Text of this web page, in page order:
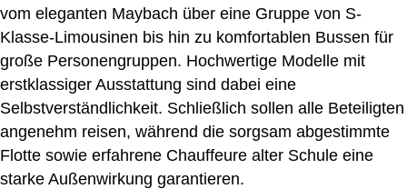
vom eleganten Maybach über eine Gruppe von S-
Klasse-Limousinen bis hin zu komfortablen Bussen für
große Personengruppen. Hochwertige Modelle mit
erstklassiger Ausstattung sind dabei eine
Selbstverständlichkeit. Schließlich sollen alle Beteiligten
angenehm reisen, während die sorgsam abgestimmte
Flotte sowie erfahrene Chauffeure alter Schule eine
starke Außenwirkung garantieren.